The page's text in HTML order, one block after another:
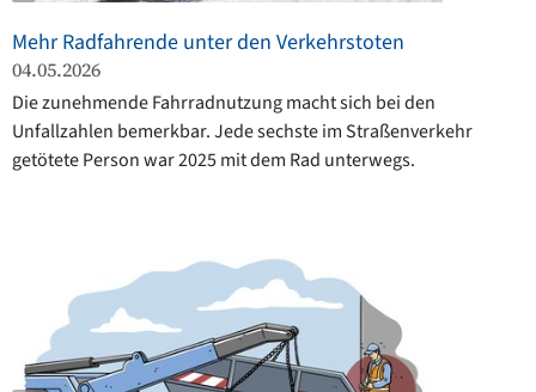
Mehr Radfahrende unter den Verkehrstoten
04.05.2026
Die zunehmende Fahrradnutzung macht sich bei den
Unfallzahlen bemerkbar. Jede sechste im Straßenverkehr
getötete Person war 2025 mit dem Rad unterwegs.